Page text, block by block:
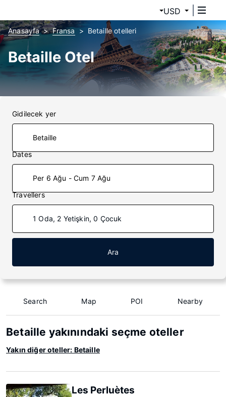
USD
Anasayfa Fransa Betaille otelleri
Betaille Otel
Gidilecek yer
Dates
Per 6 Ağu - Cum 7 Ağu
Travellers
1 Oda, 2 Yetişkin, 0 Çocuk
Ara
Search Map POI Nearby
Betaille yakınındaki seçme oteller
Yakın diğer oteller: Betaille
Les Perluètes